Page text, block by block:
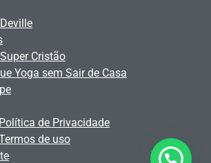
Cristão
Yoga sem Sair de Casa
Política de Privacidade
de uso